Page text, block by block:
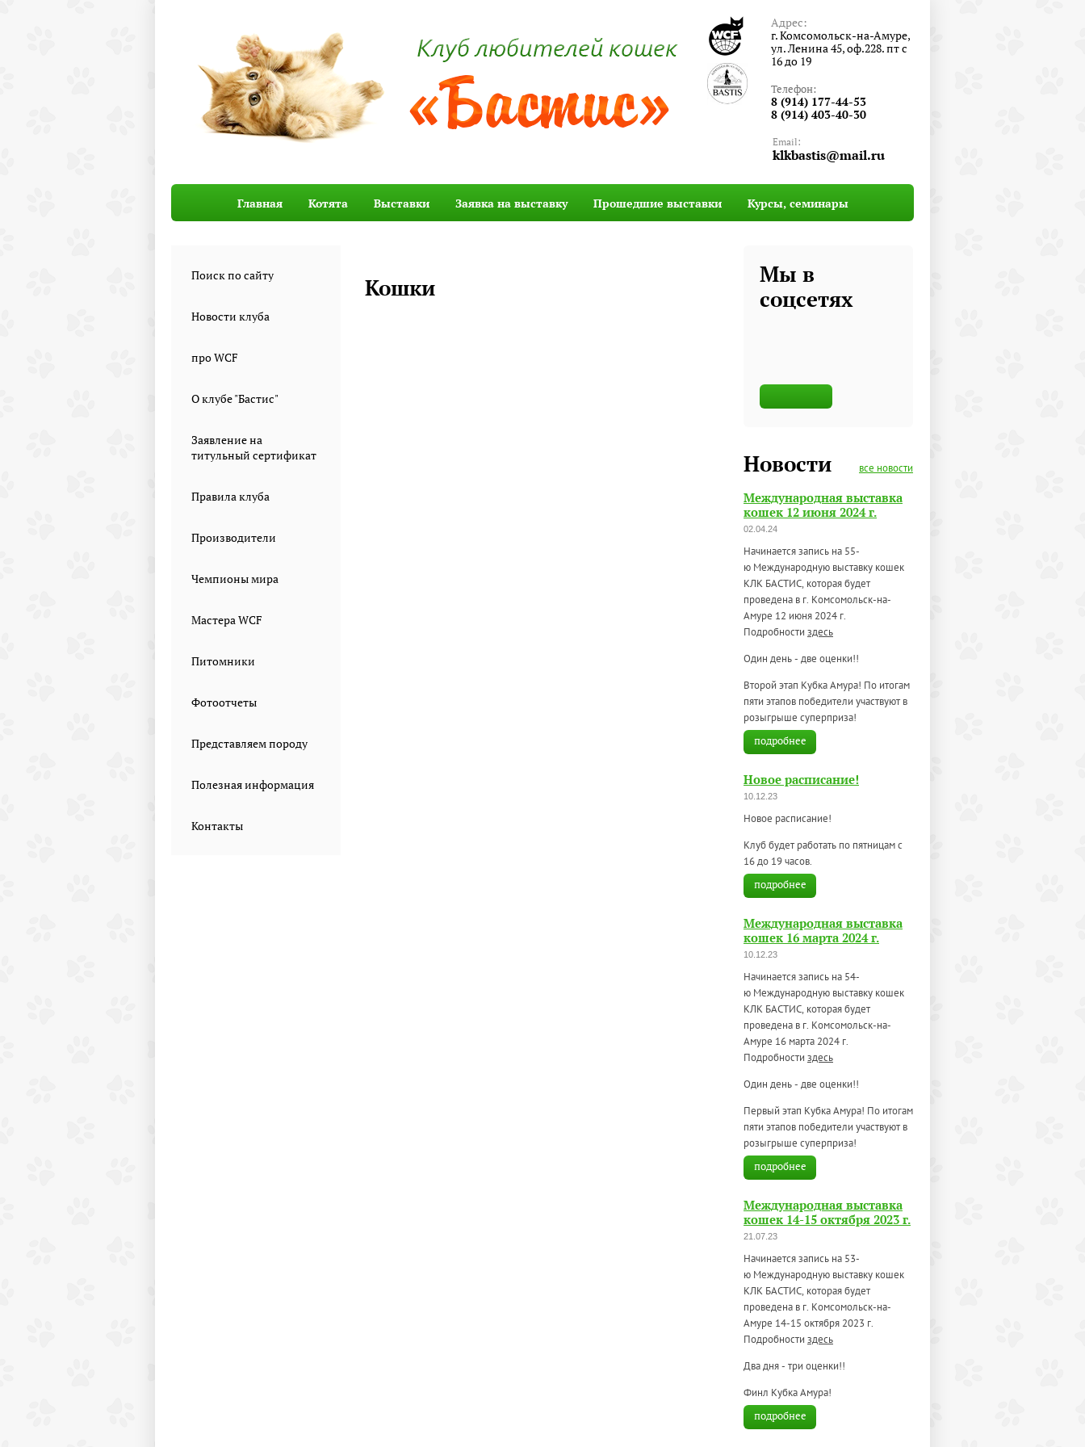
Адрес:
г. Комсомольск-на-Амуре,
ул. Ленина 45, оф.228. пт с
16 до 19
Телефон:
8 (914) 177-44-53
8 (914) 403-40-30
Email:
klkbastis@mail.ru
Главная Котята Выставки Заявка на выставку Прошедшие выставки Курсы, семинары
Поиск по сайту
Новости клуба
про WCF
О клубе "Бастис"
Заявление на
титульный сертификат
Правила клуба
Производители
Чемпионы мира
Мастера WCF
Питомники
Фотоотчеты
Представляем породу
Полезная информация
Контакты
Кошки
Мы в
соцсетях
Новости все новости
Международная выставка
кошек 12 июня 2024 г.
02.04.24
Начинается запись на 55-
ю Международную выставку кошек
КЛК БАСТИС, которая будет
проведена в г. Комсомольск-на-
Амуре 12 июня 2024 г.
Подробности здесь
Один день - две оценки!!
Второй этап Кубка Амура! По итогам
пяти этапов победители участвуют в
розыгрыше суперприза!
подробнее
Новое расписание!
10.12.23
Новое расписание!
Клуб будет работать по пятницам с
16 до 19 часов.
подробнее
Международная выставка
кошек 16 марта 2024 г.
10.12.23
Начинается запись на 54-
ю Международную выставку кошек
КЛК БАСТИС, которая будет
проведена в г. Комсомольск-на-
Амуре 16 марта 2024 г.
Подробности здесь
Один день - две оценки!!
Первый этап Кубка Амура! По итогам
пяти этапов победители участвуют в
розыгрыше суперприза!
подробнее
Международная выставка
кошек 14-15 октября 2023 г.
21.07.23
Начинается запись на 53-
ю Международную выставку кошек
КЛК БАСТИС, которая будет
проведена в г. Комсомольск-на-
Амуре 14-15 октября 2023 г.
Подробности здесь
Два дня - три оценки!!
Финл Кубка Амура!
подробнее